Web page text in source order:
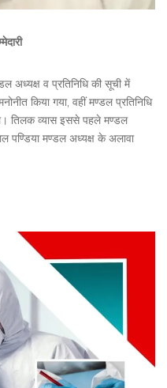
अध्यक्ष व प्रतिनिधि की सूची में
किया गया, वहीं मण्डल प्रतिनिधि
तिलक व्यास इससे पहले मण्डल
पण्डिया मण्डल अध्यक्ष के अलावा